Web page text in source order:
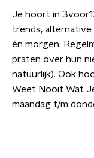
Je hoort in
trends, alternative
én morgen.
praten over hun
natuurlijk). Ook
Weet Nooit Wat
maandag t/m